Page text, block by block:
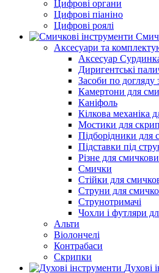
Цифрові органи
Цифрові піаніно
Цифрові роялі
Аксесуари та
Аксесуар
Диригентські
Засоби по догляду
Камертони для
Каніфоль
Кілкова механіка
Мостики для
Підборiдники для
Підставки під
Різне для
Смички
Стійки для
Струни для
Струнотримачі
Чохли і футляри
Альти
Віолончелі
Контрабаси
Скрипки
Духові